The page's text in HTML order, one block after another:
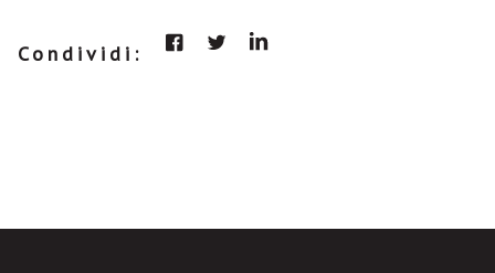
Condividi: